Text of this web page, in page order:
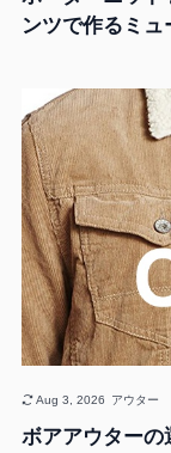
ンツで作るミ
ボアアウターの
Aug 3, 2026 アウター